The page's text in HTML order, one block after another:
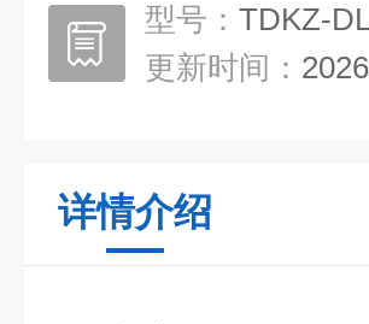
型号： TDKZ-
更新时间：
详情介绍